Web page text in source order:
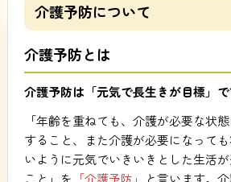
介護予防について
介護予防とは
介護予防は「元気で長生きが目標」で
「年齢を重ねても、介護が必要な状
すること、また介護が必要になって
いように元気でいきいきとした生活
こと」を 「介護予防」
と言います。